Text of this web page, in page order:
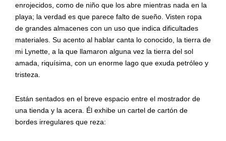
enrojecidos, como de niño que los abre mientras nada en la
playa; la verdad es que parece falto de sueño. Visten ropa
de grandes almacenes con un uso que indica dificultades
materiales. Su acento al hablar canta lo conocido, la tierra de
mi Lynette, a la que llamaron alguna vez la tierra del sol
amada, riquísima, con un enorme lago que exuda petróleo y
tristeza.
Están sentados en el breve espacio entre el mostrador de
una tienda y la acera. Él exhibe un cartel de cartón de
bordes irregulares que reza: